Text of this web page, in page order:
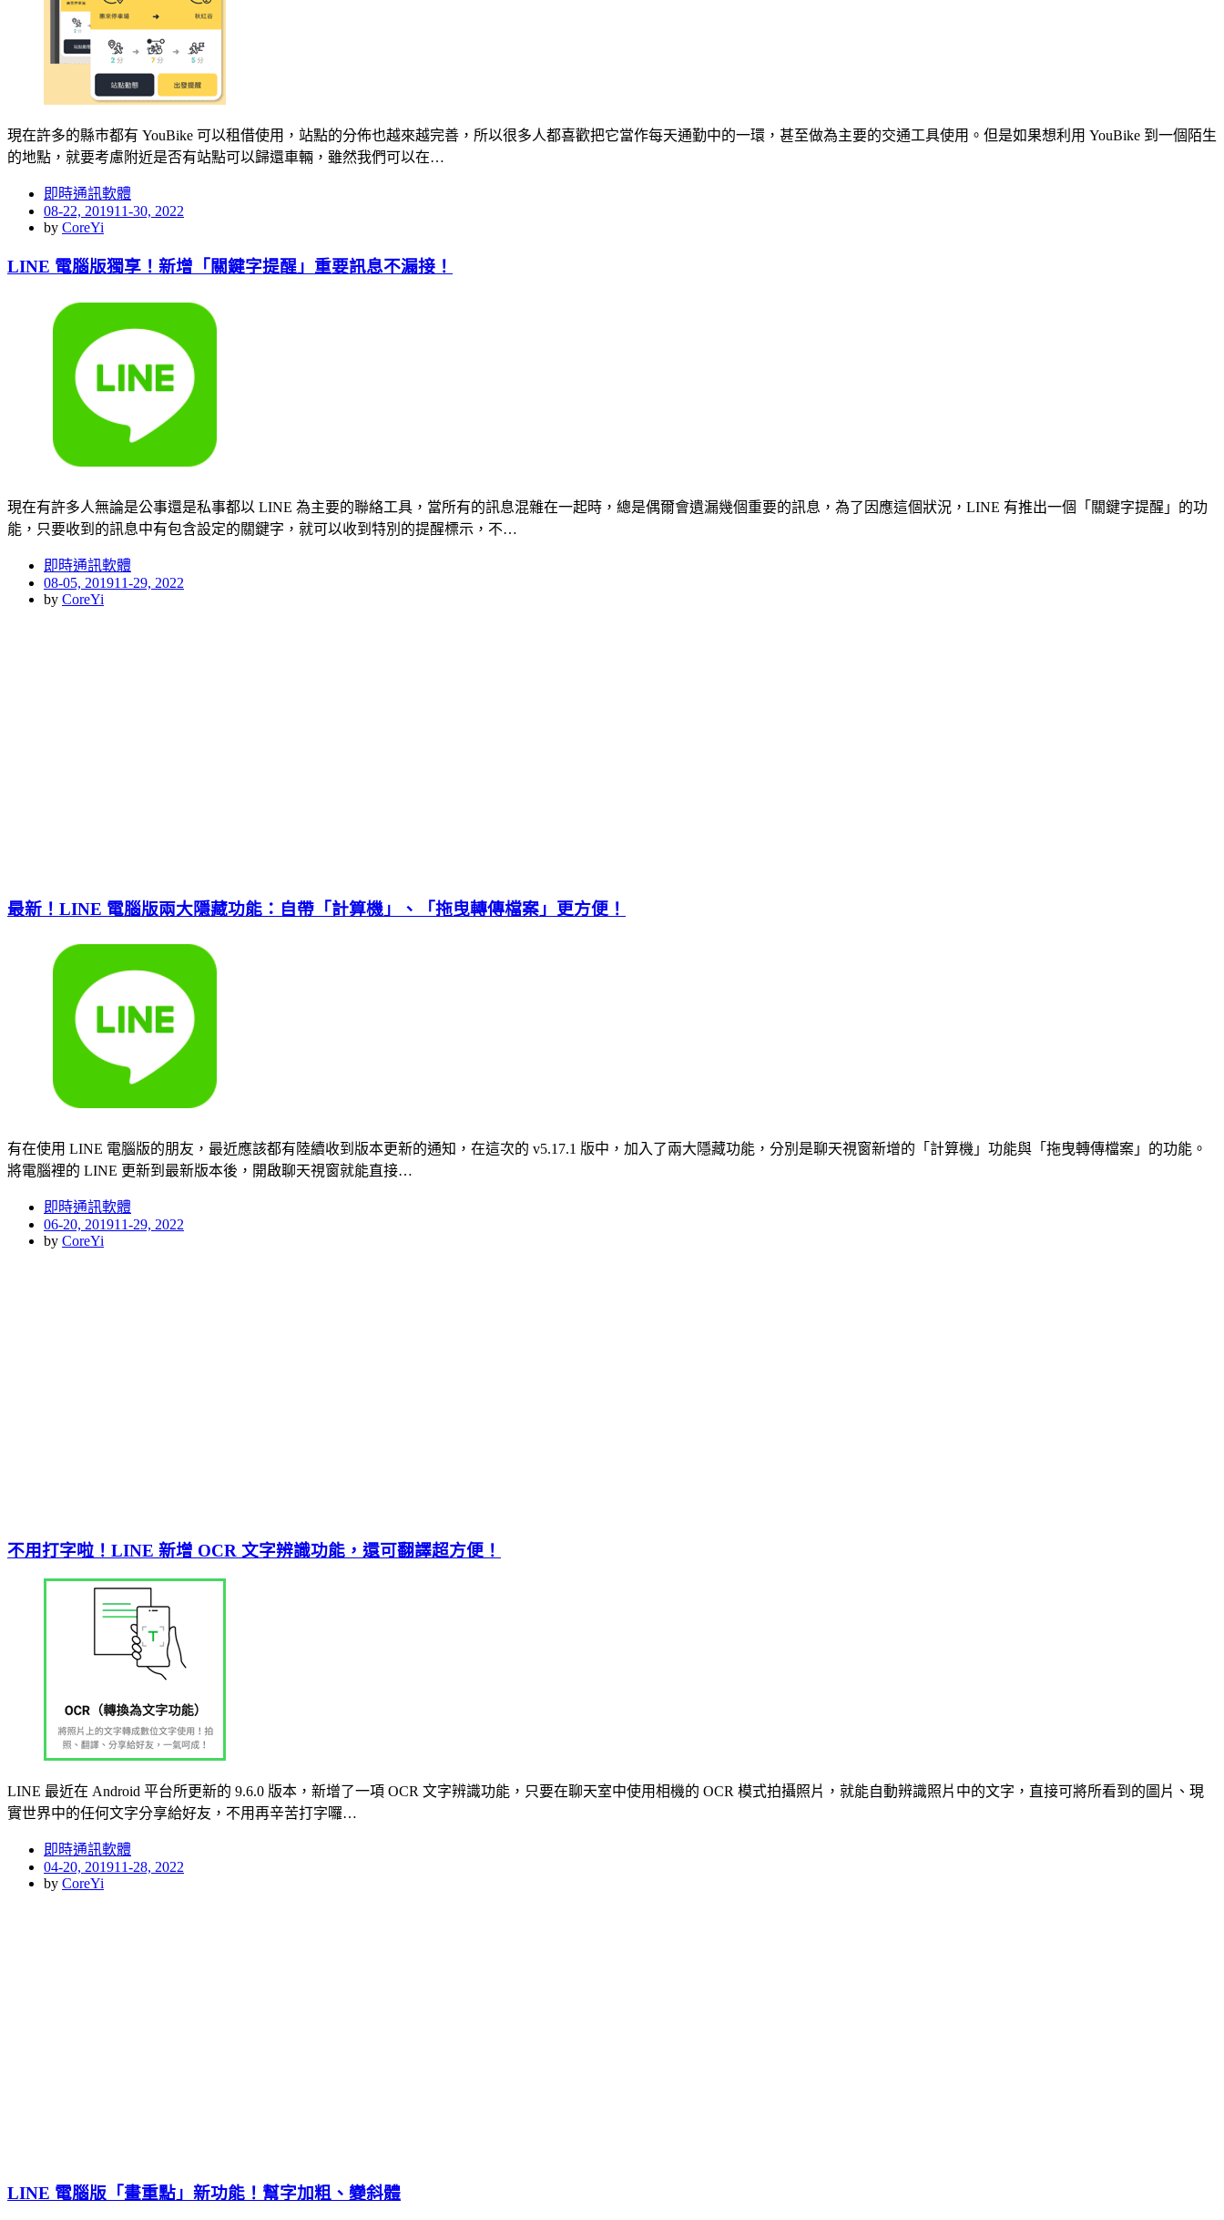
現在許多的縣巿都有 YouBike 可以租借使用，站點的分佈也越來越完善，所以很多人都喜歡把它當作每天通勤中的一環，甚至做為主要的交通工具使用。但是如果想利用 YouBike 到一個陌生
的地點，就要考慮附近是否有站點可以歸還車輛，雖然我們可以在…
即時通訊軟體
Posted
on
08-22, 201911-30, 2022
by CoreYi
LINE 電腦版獨享！新增「關鍵字提醒」重要訊息不漏接！
現在有許多人無論是公事還是私事都以 LINE 為主要的聯絡工具，當所有的訊息混雜在一起時，總是偶爾會遺漏幾個重要的訊息，為了因應這個狀況，LINE 有推出一個「關鍵字提醒」的功
能，只要收到的訊息中有包含設定的關鍵字，就可以收到特別的提醒標示，不…
即時通訊軟體
Posted
on
08-05, 201911-29, 2022
by CoreYi
最新！LINE 電腦版兩大隱藏功能：自帶「計算機」、「拖曳轉傳檔案」更方便！
有在使用 LINE 電腦版的朋友，最近應該都有陸續收到版本更新的通知，在這次的 v5.17.1 版中，加入了兩大隱藏功能，分別是聊天視窗新增的「計算機」功能與「拖曳轉傳檔案」的功能。
將電腦裡的 LINE 更新到最新版本後，開啟聊天視窗就能直接…
即時通訊軟體
Posted
on
06-20, 201911-29, 2022
by CoreYi
不用打字啦！LINE 新增 OCR 文字辨識功能，還可翻譯超方便！
LINE 最近在 Android 平台所更新的 9.6.0 版本，新增了一項 OCR 文字辨識功能，只要在聊天室中使用相機的 OCR 模式拍攝照片，就能自動辨識照片中的文字，直接可將所看到的圖片、現
實世界中的任何文字分享給好友，不用再辛苦打字囉…
即時通訊軟體
Posted
on
04-20, 201911-28, 2022
by CoreYi
LINE 電腦版「畫重點」新功能！幫字加粗、變斜體